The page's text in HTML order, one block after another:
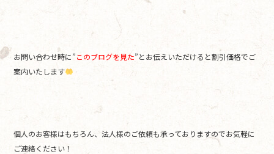
お問い合わせ時に”このブログを見た”とお伝えいただけると割引価格でご
案内いたします
個人のお客様はもちろん、法人様のご依頼も承っておりますのでお気軽に
ご連絡ください！